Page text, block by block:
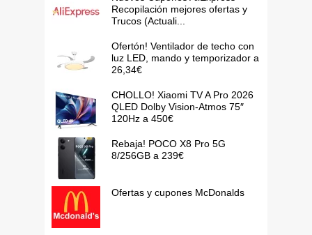
Recopilación mejores ofertas y
Trucos (Actuali...
Ofertón! Ventilador de techo con
luz LED, mando y temporizador a
26,34€
CHOLLO! Xiaomi TV A Pro 2026
QLED Dolby Vision-Atmos 75″
120Hz a 450€
Rebaja! POCO X8 Pro 5G
8/256GB a 239€
Ofertas y cupones McDonalds